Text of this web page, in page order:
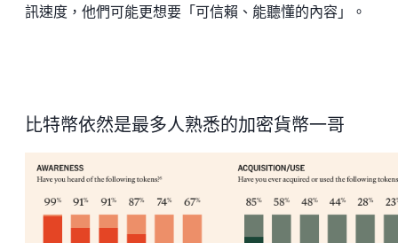
訊速度，他們可能更想要「可信賴、能聽懂的內容」。
比特幣依然是最多人熟悉的加密貨幣一哥